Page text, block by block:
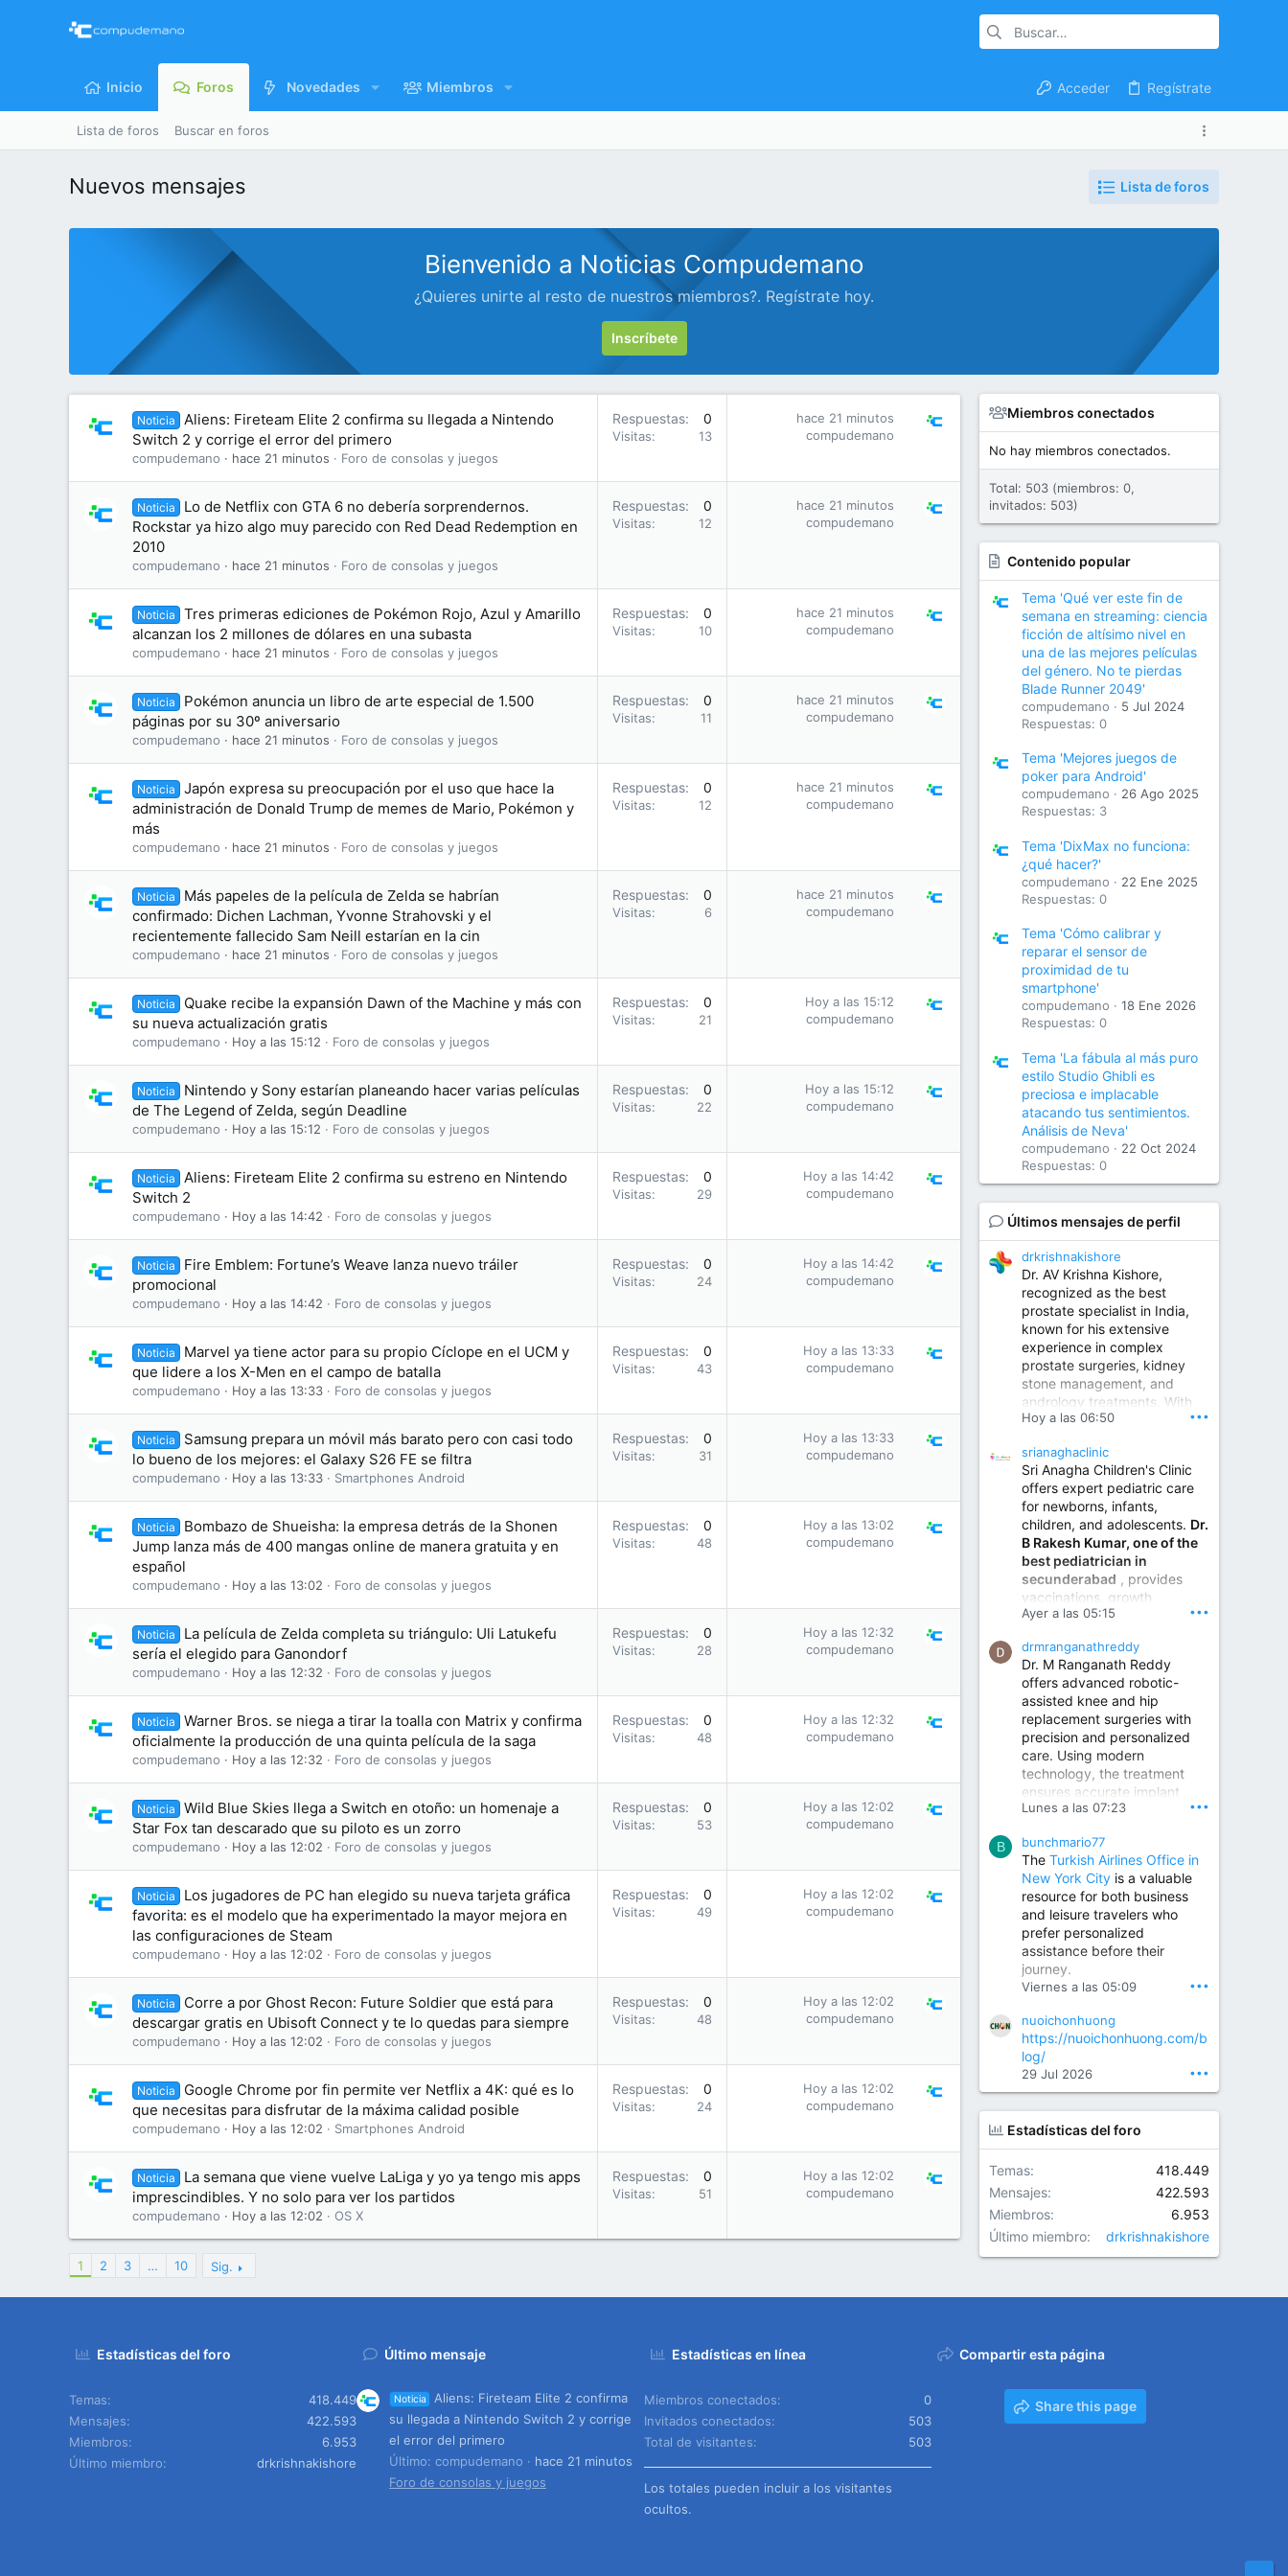
Inicio Foros Novedades Miembros Acceder Regístrate
Lista de foros Buscar en foros
Nuevos mensajes Lista de foros
Bienvenido a Noticias Compudemano
¿Quieres unirte al resto de nuestros miembros?. Regístrate hoy.
Inscríbete
Noticia
Aliens: Fireteam Elite 2 confirma su llegada a Nintendo
Switch 2 y corrige el error del primero
compudemano hace 21 minutos Foro de consolas y juegos
Respuestas 0
Visitas 13
hace 21 minutos
compudemano
Noticia
Lo de Netflix con GTA 6 no debería sorprendernos.
Rockstar ya hizo algo muy parecido con Red Dead Redemption en
2010
compudemano hace 21 minutos Foro de consolas y juegos
Respuestas 0
Visitas 12
hace 21 minutos
compudemano
Noticia
Tres primeras ediciones de Pokémon Rojo, Azul y Amarillo
alcanzan los 2 millones de dólares en una subasta
compudemano hace 21 minutos Foro de consolas y juegos
Respuestas 0
Visitas 10
hace 21 minutos
compudemano
Noticia
Pokémon anuncia un libro de arte especial de 1.500
páginas por su 30º aniversario
compudemano hace 21 minutos Foro de consolas y juegos
Respuestas 0
Visitas 11
hace 21 minutos
compudemano
Noticia
Japón expresa su preocupación por el uso que hace la
administración de Donald Trump de memes de Mario, Pokémon y
más
compudemano hace 21 minutos Foro de consolas y juegos
Respuestas 0
Visitas 12
hace 21 minutos
compudemano
Noticia
Más papeles de la película de Zelda se habrían
confirmado: Dichen Lachman, Yvonne Strahovski y el
recientemente fallecido Sam Neill estarían en la cin
compudemano hace 21 minutos Foro de consolas y juegos
Respuestas 0
Visitas 6
hace 21 minutos
compudemano
Noticia
Quake recibe la expansión Dawn of the Machine y más con
su nueva actualización gratis
compudemano Hoy a las 15:12 Foro de consolas y juegos
Respuestas 0
Visitas 21
Hoy a las 15:12
compudemano
Noticia
Nintendo y Sony estarían planeando hacer varias películas
de The Legend of Zelda, según Deadline
compudemano Hoy a las 15:12 Foro de consolas y juegos
Respuestas 0
Visitas 22
Hoy a las 15:12
compudemano
Noticia
Aliens: Fireteam Elite 2 confirma su estreno en Nintendo
Switch 2
compudemano Hoy a las 14:42 Foro de consolas y juegos
Respuestas 0
Visitas 29
Hoy a las 14:42
compudemano
Noticia
Fire Emblem: Fortune’s Weave lanza nuevo tráiler
promocional
compudemano Hoy a las 14:42 Foro de consolas y juegos
Respuestas 0
Visitas 24
Hoy a las 14:42
compudemano
Noticia
Marvel ya tiene actor para su propio Cíclope en el UCM y
que lidere a los X-Men en el campo de batalla
compudemano Hoy a las 13:33 Foro de consolas y juegos
Respuestas 0
Visitas 43
Hoy a las 13:33
compudemano
Noticia
Samsung prepara un móvil más barato pero con casi todo
lo bueno de los mejores: el Galaxy S26 FE se filtra
compudemano Hoy a las 13:33 Smartphones Android
Respuestas 0
Visitas 31
Hoy a las 13:33
compudemano
Noticia
Bombazo de Shueisha: la empresa detrás de la Shonen
Jump lanza más de 400 mangas online de manera gratuita y en
español
compudemano Hoy a las 13:02 Foro de consolas y juegos
Respuestas 0
Visitas 48
Hoy a las 13:02
compudemano
Noticia
La película de Zelda completa su triángulo: Uli Latukefu
sería el elegido para Ganondorf
compudemano Hoy a las 12:32 Foro de consolas y juegos
Respuestas 0
Visitas 28
Hoy a las 12:32
compudemano
Noticia
Warner Bros. se niega a tirar la toalla con Matrix y confirma
oficialmente la producción de una quinta película de la saga
compudemano Hoy a las 12:32 Foro de consolas y juegos
Respuestas 0
Visitas 48
Hoy a las 12:32
compudemano
Noticia
Wild Blue Skies llega a Switch en otoño: un homenaje a
Star Fox tan descarado que su piloto es un zorro
compudemano Hoy a las 12:02 Foro de consolas y juegos
Respuestas 0
Visitas 53
Hoy a las 12:02
compudemano
Noticia
Los jugadores de PC han elegido su nueva tarjeta gráfica
favorita: es el modelo que ha experimentado la mayor mejora en
las configuraciones de Steam
compudemano Hoy a las 12:02 Foro de consolas y juegos
Respuestas 0
Visitas 49
Hoy a las 12:02
compudemano
Noticia
Corre a por Ghost Recon: Future Soldier que está para
descargar gratis en Ubisoft Connect y te lo quedas para siempre
compudemano Hoy a las 12:02 Foro de consolas y juegos
Respuestas 0
Visitas 48
Hoy a las 12:02
compudemano
Noticia
Google Chrome por fin permite ver Netflix a 4K: qué es lo
que necesitas para disfrutar de la máxima calidad posible
compudemano Hoy a las 12:02 Smartphones Android
Respuestas 0
Visitas 24
Hoy a las 12:02
compudemano
Noticia
La semana que viene vuelve LaLiga y yo ya tengo mis apps
imprescindibles. Y no solo para ver los partidos
compudemano Hoy a las 12:02 OS X
Respuestas 0
Visitas 51
Hoy a las 12:02
compudemano
1 2 3 … 10 Sig.
Miembros conectados
No hay miembros conectados.
Total: 503 (miembros: 0,
invitados: 503)
Contenido popular
Tema 'Qué ver este fin de
semana en streaming: ciencia
ficción de altísimo nivel en
una de las mejores películas
del género. No te pierdas
Blade Runner 2049'
compudemano
5 Jul 2024
Respuestas: 0
Tema 'Mejores juegos de
poker para Android'
compudemano
26 Ago 2025
Respuestas: 3
Tema 'DixMax no funciona:
¿qué hacer?'
compudemano
22 Ene 2025
Respuestas: 0
Tema 'Cómo calibrar y
reparar el sensor de
proximidad de tu
smartphone'
compudemano
18 Ene 2026
Respuestas: 0
Tema 'La fábula al más puro
estilo Studio Ghibli es
preciosa e implacable
atacando tus sentimientos.
Análisis de Neva'
compudemano
22 Oct 2024
Respuestas: 0
Últimos mensajes de perfil
drkrishnakishore
Dr. AV Krishna Kishore,
recognized as the best
prostate specialist in India,
known for his extensive
experience in complex
prostate surgeries, kidney
stone management, and
andrology treatments. With
years of surgical practice and
invasive and robotic
techniques.
Best Urologist in Vijayawada | Urology Specialist in Vijayawada
Dr. A. V. Krishna Kishore,
the Best Urologist...
www.drkrishnakishore.com
Hoy a las 06:50 •••
srianaghaclinic
Sri Anagha Children's Clinic
offers expert pediatric care
for newborns, infants,
children, and adolescents. Dr.
B Rakesh Kumar, one of the
best pediatrician in
secunderabad , provides
vaccinations, growth
monitoring, newborn care,
illnesses, nutrition guidance,
and preventive healthcare in
a child-friendly environment.
Children Hospital in Secunderabad | Best Pediatrician in Hyderabad | Neonatologist in Medchal
Our pediatrician and
Neonatologist team at...
www.srianaghaclinic.com
Ayer a las 05:15 •••
drmranganathreddy
Dr. M Ranganath Reddy
offers advanced robotic-
assisted knee and hip
replacement surgeries with
precision and personalized
care. Using modern
technology, the treatment
ensures accurate implant
placement, reduced pain,
improved joint function,
helping patients return to an
active and comfortable
lifestyle.
Orthopedic Surgeon in Kondapur | Best Orthopedic Doctor in Kondapur | Dr. M. Ranganath Reddy
Consult Dr. M. Ranganath
Reddy, the best...
www.drranganathreddy.co
m
Lunes a las 07:23 •••
B bunchmario77
The Turkish Airlines Office in
New York City is a valuable
resource for both business
and leisure travelers who
prefer personalized
assistance before their
journey.
Viernes a las 05:09 •••
nuoichonhuong
https://nuoichonhuong.com/b
log/
29 Jul 2026 •••
Estadísticas del foro
Temas
418.449
Mensajes
422.593
Miembros
6.953
Último miembro
drkrishnakishore
Estadísticas del foro
Temas
418.449
Mensajes
422.593
Miembros
6.953
Último miembro
drkrishnakishore
Último mensaje
Noticia
Aliens: Fireteam Elite 2 confirma
su llegada a Nintendo Switch 2 y corrige
el error del primero
Último: compudemano
hace 21 minutos
Foro de consolas y juegos
Estadísticas en línea
Miembros conectados
0
Invitados conectados
503
Total de visitantes
503
Los totales pueden incluir a los visitantes
ocultos.
Compartir esta página
Share this page